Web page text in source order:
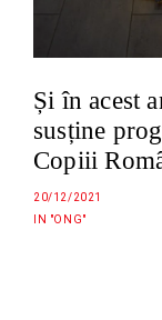
Și în acest
susține
Copiii
20/12/2021
IN "ONG"